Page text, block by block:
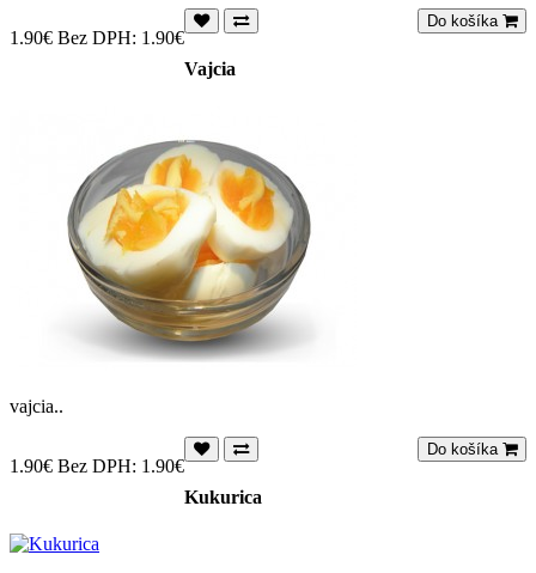
1.90€ Bez DPH: 1.90€
Do košíka
Vajcia
vajcia..
1.90€ Bez DPH: 1.90€
Do košíka
Kukurica